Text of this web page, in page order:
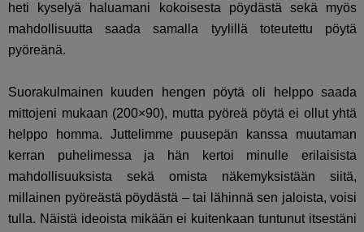
heti kyselyä haluamani kokoisesta pöydästä sekä myös
mahdollisuutta saada samalla tyylillä toteutettu pöytä
pyöreänä.
Suorakulmainen kuuden hengen pöytä oli helppo saada
mittojeni mukaan (200×90), mutta pyöreä pöytä ei ollut yhtä
helppo homma. Juttelimme puusepän kanssa muutaman
kerran puhelimessa ja hän kertoi minulle erilaisista
mahdollisuuksista sekä omista näkemyksistään siitä,
millainen pyöreästä pöydästä – tai lähinnä sen jaloista, voisi
tulla. Näistä ideoista mikään ei kuitenkaan tuntunut itsestäni